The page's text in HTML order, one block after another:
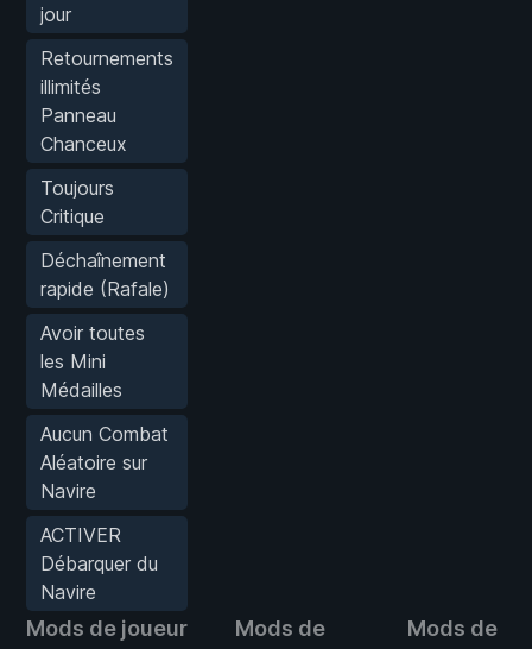
jour
Retournements
illimités
Panneau
Chanceux
Toujours
Critique
Déchaînement
rapide (Rafale)
Avoir toutes
les Mini
Médailles
Aucun Combat
Aléatoire sur
Navire
ACTIVER
Débarquer du
Navire
Mods de joueur
Mods de
Mods de